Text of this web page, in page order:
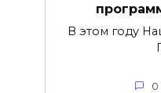
В этом году
0